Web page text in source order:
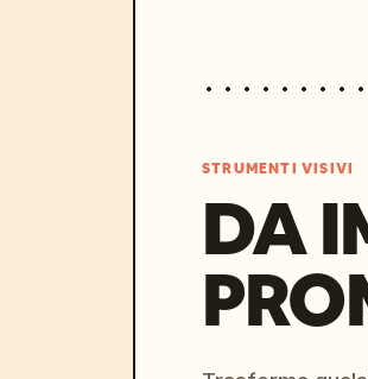
STRUMENTI VISIVI
DA